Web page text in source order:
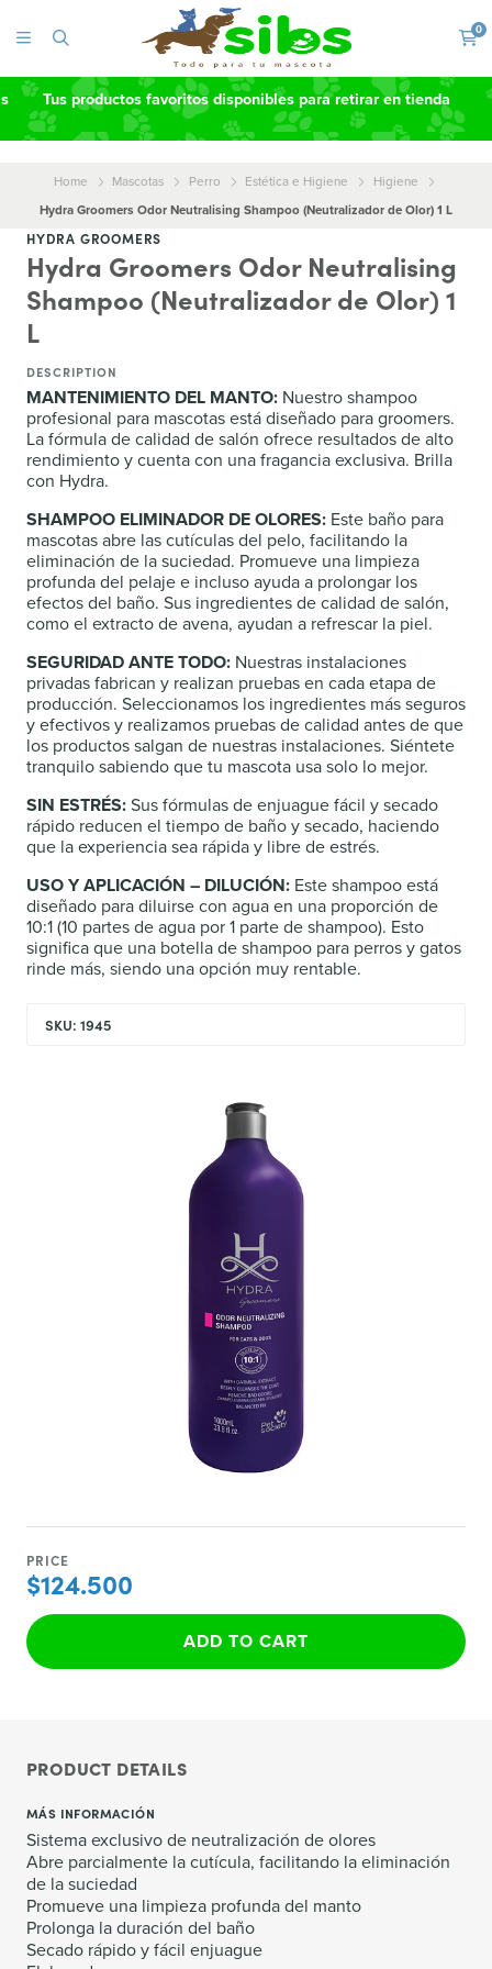
0
Tus productos favoritos disponibles para retirar en tienda
Home Mascotas Perro Estética e Higiene
Higiene
Hydra Groomers Odor Neutralising Shampoo (Neutralizador de Olor) 1 L
HYDRA GROOMERS
Hydra Groomers Odor Neutralising
Shampoo (Neutralizador de Olor) 1
L
DESCRIPTION
MANTENIMIENTO DEL MANTO: Nuestro shampoo
profesional para mascotas está diseñado para groomers.
La fórmula de calidad de salón ofrece resultados de alto
rendimiento y cuenta con una fragancia exclusiva. Brilla
con Hydra.
SHAMPOO ELIMINADOR DE OLORES: Este baño para
mascotas abre las cutículas del pelo, facilitando la
eliminación de la suciedad. Promueve una limpieza
profunda del pelaje e incluso ayuda a prolongar los
efectos del baño. Sus ingredientes de calidad de salón,
como el extracto de avena, ayudan a refrescar la piel.
SEGURIDAD ANTE TODO: Nuestras instalaciones
privadas fabrican y realizan pruebas en cada etapa de
producción. Seleccionamos los ingredientes más seguros
y efectivos y realizamos pruebas de calidad antes de que
los productos salgan de nuestras instalaciones. Siéntete
tranquilo sabiendo que tu mascota usa solo lo mejor.
SIN ESTRÉS:Sus fórmulas de enjuague fácil y secado
rápido reducen el tiempo de baño y secado, haciendo
que la experiencia sea rápida y libre de estrés.
USO Y APLICACIÓN – DILUCIÓN: Este shampoo está
diseñado para diluirse con agua en una proporción de
10:1 (10 partes de agua por 1 parte de shampoo). Esto
significa que una botella de shampoo para perros y gatos
rinde más, siendo una opción muy rentable.
SKU: 1945
PRICE
$124.500
ADD TO CART
PRODUCT DETAILS
MÁS INFORMACIÓN
Sistema exclusivo de neutralización de olores
Abre parcialmente la cutícula, facilitando la eliminación
de la suciedad
Promueve una limpieza profunda del manto
Prolonga la duración del baño
Secado rápido y fácil enjuague